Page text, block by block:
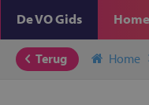
De VO Gids Home
Terug Home